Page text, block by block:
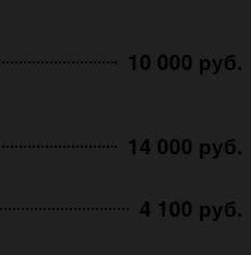
10 000 руб.
14 000 руб.
4 100 руб.